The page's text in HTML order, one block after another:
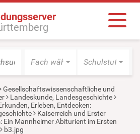
Fach wählen Schulstufe
Gesellschaftswissenschaftliche und
Landeskunde, Landesgeschichte
Erleben, Entdecken:
Kaiserreich und Erster
Ein Mannheimer Abiturient im Ersten
b3.jpg